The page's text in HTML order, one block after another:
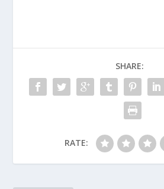
SHARE:
RATE: